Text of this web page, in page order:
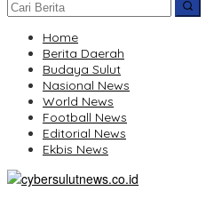
Home
Berita Daerah
Budaya Sulut
Nasional News
World News
Football News
Editorial News
Ekbis News